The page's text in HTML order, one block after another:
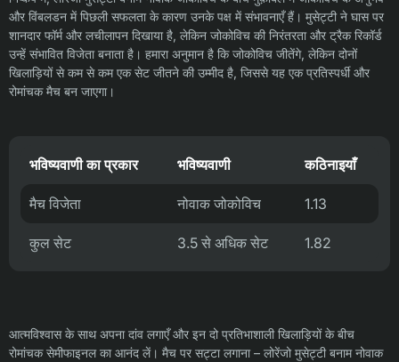
और विंबलडन में पिछली सफलता के कारण उनके पक्ष में संभावनाएँ हैं। मुसेट्टी ने घास पर
शानदार फॉर्म और लचीलापन दिखाया है, लेकिन जोकोविच की निरंतरता और ट्रैक रिकॉर्ड
उन्हें संभावित विजेता बनाता है। हमारा अनुमान है कि जोकोविच जीतेंगे, लेकिन दोनों
खिलाड़ियों से कम से कम एक सेट जीतने की उम्मीद है, जिससे यह एक प्रतिस्पर्धी और
रोमांचक मैच बन जाएगा।
भविष्यवाणी का प्रकार भविष्यवाणी कठिनाइयाँ
मैच विजेता नोवाक जोकोविच 1.13
कुल सेट 3.5 से अधिक सेट 1.82
आत्मविश्वास के साथ अपना दांव लगाएँ और इन दो प्रतिभाशाली खिलाड़ियों के बीच
रोमांचक सेमीफाइनल का आनंद लें। मैच पर सट्टा लगाना – लोरेंजो मुसेट्टी बनाम नोवाक